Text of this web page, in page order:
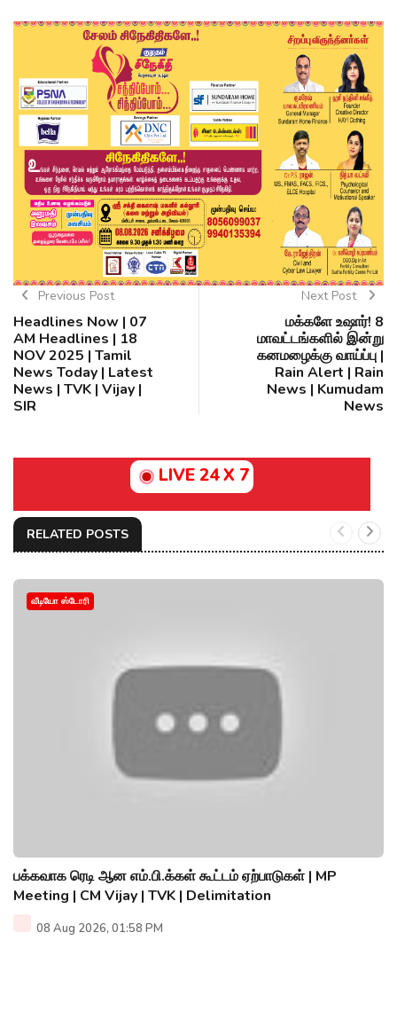
Previous Post
Headlines Now | 07
AM Headlines | 18
NOV 2025 | Tamil
News Today | Latest
News | TVK | Vijay |
SIR
Next Post
மக்களே உஷார்! 8
மாவட்டங்களில் இன்று
கனமழைக்கு வாய்ப்பு |
Rain Alert | Rain
News | Kumudam
News
LIVE 24 X 7
RELATED POSTS
வீடியோ ஸ்டோரி
பக்கவாக ரெடி ஆன எம்.பி.க்கள் கூட்டம் ஏற்பாடுகள் | MP
Meeting | CM Vijay | TVK | Delimitation
08 Aug 2026, 01:58 PM